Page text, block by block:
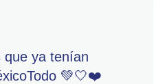
que ya tenían
💚🤍❤️